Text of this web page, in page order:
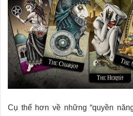
Cụ thể hơn về những “quyền